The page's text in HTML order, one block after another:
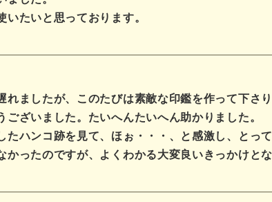
たいと思っております。
ましたが、このたびは素敵な印鑑を作って下さ
ざいました。たいへんたいへん助かりました。
ハンコ跡を見て、ほぉ・・・、と感激し、とっ
ったのですが、よくわかる大変良いきっかけと